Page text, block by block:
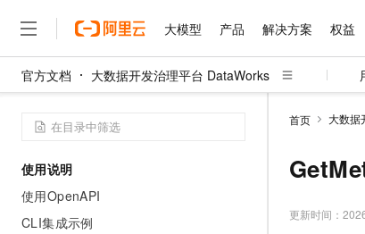
大模型 产品 解决方案 权益
官方文档 大数据开发治理平台 DataWorks
使用说明
使用OpenAPI
CLI集成示例
首页 大数据
更新时间：
大模型
千问AI平台
产品
精选产品
精选产品
多元化、高性能、
解决方案
精选解决方案
精选解决方案
权益 普惠上云
推荐新用户得奖励
定价 产品定价
了解云产品的定价
云上成本管理
管理和优化成本
云市场 精选商城
多端小程序
伙伴 成为销售伙伴
咨询伙伴
销售伙伴合作
服务 售前咨询
自助服务
了解阿里云 为什么选择阿
技术领先